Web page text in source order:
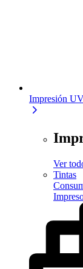
Impresión
Ver
Tintas